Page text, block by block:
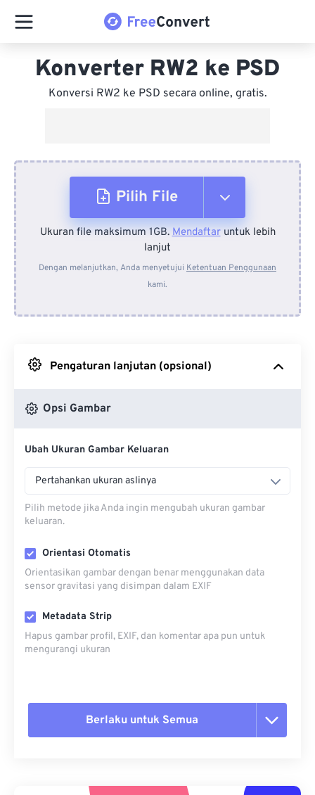
Konverter RW2 ke PSD
Konversi RW2 ke PSD secara online, gratis.
Pilih File
Dari Perangkat
Dari Dropbox
Ukuran file maksimum 1GB.Mendaftaruntuk lebih
lanjut
Dengan melanjutkan, Anda menyetujui Ketentuan Penggunaan
kami.
Pengaturan lanjutan (opsional)
Opsi Gambar
Ubah Ukuran Gambar Keluaran
Pertahankan ukuran aslinya
Pilih metode jika Anda ingin mengubah ukuran gambar
keluaran.
Orientasi Otomatis
Orientasikan gambar dengan benar menggunakan data
sensor gravitasi yang disimpan dalam EXIF
Metadata Strip
Hapus gambar profil, EXIF, dan komentar apa pun untuk
mengurangi ukuran
Berlaku untuk Semua
Terapkan dari Preset